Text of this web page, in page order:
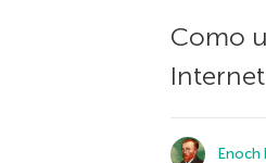
Como
Enoch